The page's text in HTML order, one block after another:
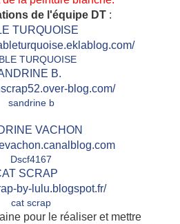
de l'équipe DT:
TURQUOISE
DRINE B.
blog.com/
VACHON
SCRAP
by-lulu.blogspot.fr/
pour le réaliser et mettre